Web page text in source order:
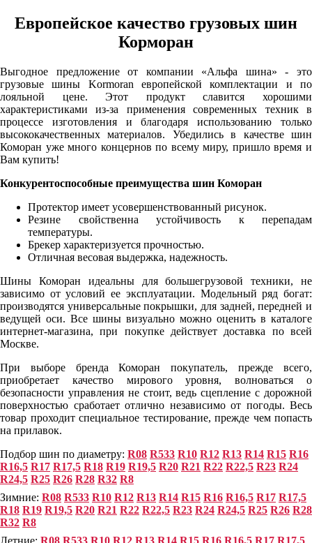
Европейское качество грузовых шин
Корморан
Выгодное предложение от компании «Альфа шина» - это
грузовые шины Kormoran европейской комплектации и по
лояльной цене. Этот продукт славится хорошими
характеристиками из-за применения современных техник в
процессе изготовления и благодаря использованию только
высококачественных материалов. Убедились в качестве шин
Коморан уже много концернов по всему миру, пришло время и
Вам купить!
Конкурентоспособные преимущества шин Коморан
Протектор имеет усовершенствованный рисунок.
Резине свойственна устойчивость к перепадам
температуры.
Брекер характеризуется прочностью.
Отличная весовая выдержка, надежность.
Шины Коморан идеальны для большегрузовой техники, не
зависимо от условий ее эксплуатации. Модельный ряд богат:
производятся универсальные покрышки, для задней, передней и
ведущей оси. Все шины визуально можно оценить в каталоге
интернет-магазина, при покупке действует доставка по всей
Москве.
При выборе бренда Коморан покупатель, прежде всего,
приобретает качество мирового уровня, волноваться о
безопасности управления не стоит, ведь сцепление с дорожной
поверхностью сработает отлично независимо от погоды. Весь
товар проходит специальное тестирование, прежде чем попасть
на прилавок.
Подбор шин по диаметру: R08 R533 R10 R12 R13 R14 R15 R16
R16,5 R17 R17,5 R18 R19 R19,5 R20 R21 R22 R22,5 R23 R24
R24,5 R25 R26 R28 R32 R8
Зимние: R08 R533 R10 R12 R13 R14 R15 R16 R16,5 R17 R17,5
R18 R19 R19,5 R20 R21 R22 R22,5 R23 R24 R24,5 R25 R26 R28
R32 R8
Летние: R08 R533 R10 R12 R13 R14 R15 R16 R16,5 R17 R17,5